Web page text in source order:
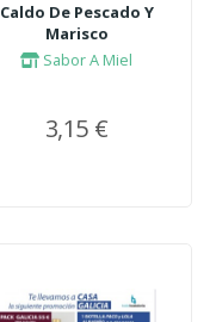
Caldo De Pescado Y
Marisco
Sabor A Miel
3,15 €